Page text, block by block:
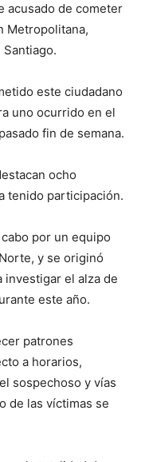
acusado de cometer
Metropolitana,
este ciudadano
uno ocurrido en el
fin de semana.
ocho
tenido participación.
por un equipo
y se originó
investigar el alza de
este año.
patrones
a horarios,
sospechoso y vías
de las víctimas se